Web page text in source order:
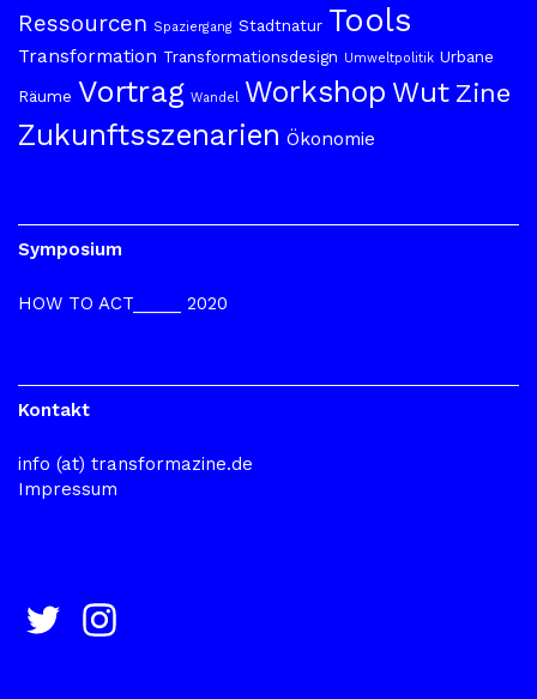
Ressourcen Spaziergang Stadtnatur Tools
Transformation Transformationsdesign Umweltpolitik Urbane
Räume Vortrag Wandel Workshop Wut Zine
Zukunftsszenarien Ökonomie
Symposium
HOW TO ACT_____ 2020
Kontakt
info (at) transformazine.de
Impressum